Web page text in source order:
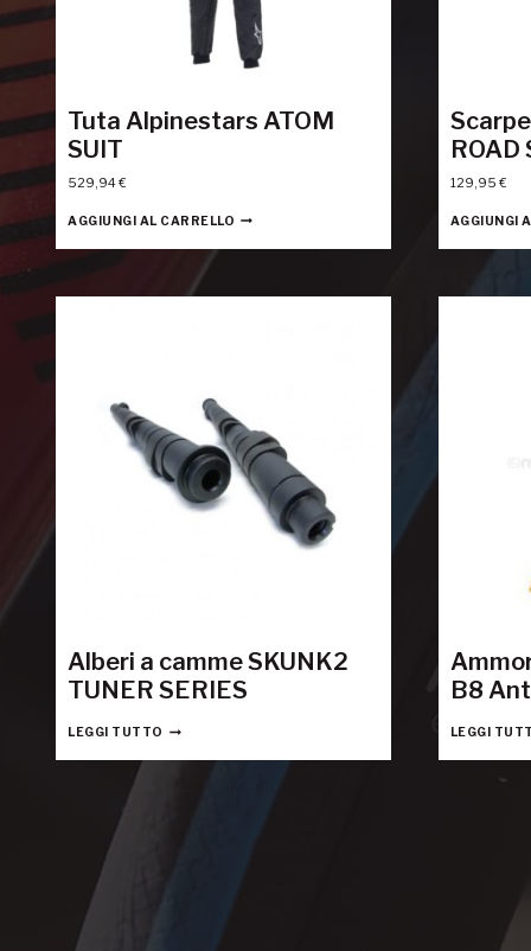
Tuta Alpinestars ATOM
SUIT
529,94€
AGGIUNGI AL CARRELLO
ROAD
129,95 €
AGGIUNGI
Alberi a camme SKUNK2
TUNER SERIES
LEGGI TUTTO
B8
LEGGI